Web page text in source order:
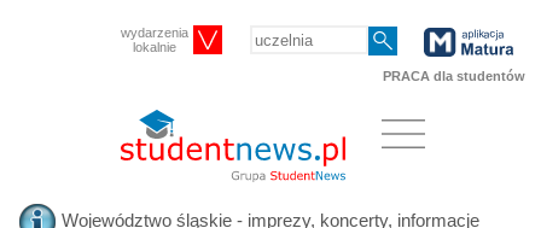
wydarzenia
lokalnie
PRACA dla studentów
Województwo śląskie - imprezy, koncerty, informacje